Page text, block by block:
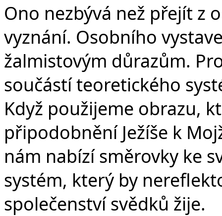
Ono nezbývá než přejít z
vyznání. Osobního
žalmistovým důrazům.
součástí teoretického
Když použijeme obrazu,
připodobnění Ježíše k
nám nabízí směrovky ke
systém, který by
společenství svědků žije.